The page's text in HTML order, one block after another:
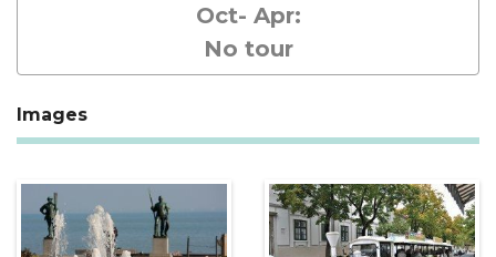
Oct- Apr:
No tour
Images